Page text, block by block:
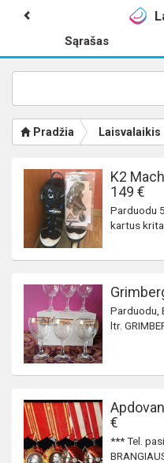
Sąrašas
Pradžia Laisvalaikis
K2
149 €
Parduodu
kartus
Parduodu,
ltr.
€
*** Tel.